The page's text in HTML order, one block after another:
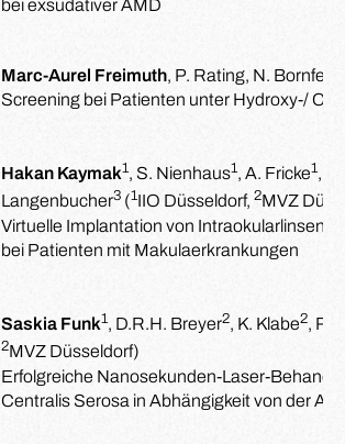
bei exsudativer AMD
Marc-Aurel Freimuth, P. Rating, N.
Screening bei Patienten unter Hydroxy-/
Hakan Kaymak1, S. Nienhaus1, A. Fricke1,
Langenbucher3 (1 IIO Düsseldorf, 2MVZ
Virtuelle Implantation von Intraokularlinsen
bei Patienten mit Makulaerkrankungen
Saskia Funk1, D.R.H. Breyer2, K. Klabe2, R.
2MVZ Düsseldorf)
Erfolgreiche Nanosekunden-Laser-
Centralis Serosa in Abhängigkeit von der